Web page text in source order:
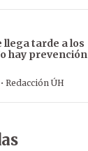
llega tarde a los
hay prevención
· Redacción ÚH